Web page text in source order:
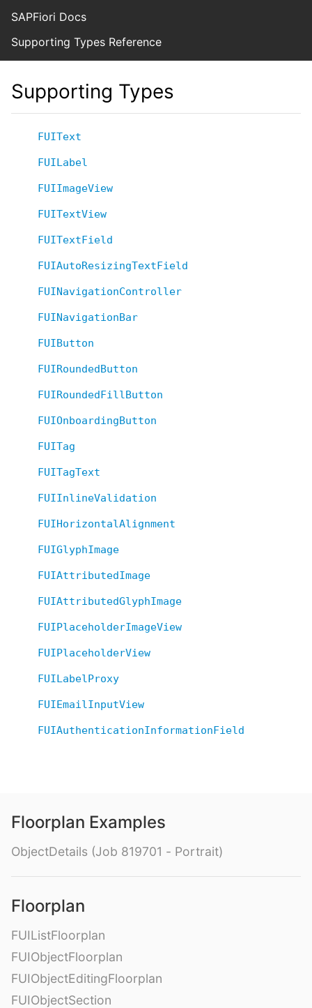
SAPFiori Docs
Supporting Types Reference
Supporting Types
FUIText
FUILabel
FUIImageView
FUITextView
FUITextField
FUIAutoResizingTextField
FUINavigationController
FUINavigationBar
FUIButton
FUIRoundedButton
FUIRoundedFillButton
FUIOnboardingButton
FUITag
FUITagText
FUIInlineValidation
FUIHorizontalAlignment
FUIGlyphImage
FUIAttributedImage
FUIAttributedGlyphImage
FUIPlaceholderImageView
FUIPlaceholderView
FUILabelProxy
FUIEmailInputView
FUIAuthenticationInformationField
Floorplan Examples
ObjectDetails (Job 819701 - Portrait)
Floorplan
FUIListFloorplan
FUIObjectFloorplan
FUIObjectEditingFloorplan
FUIObjectSection